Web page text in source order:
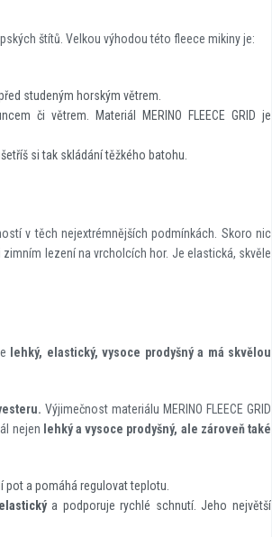
štítů. Velkou výhodou této fleece mikiny je:
studeným horským větrem.
či větrem. Materiál MERINO FLEECE GRID je
si tak skládání těžkého batohu.
v těch nejextrémnějších podmínkách. Skoro nic
lezení na vrcholcích hor. Je elastická, skvěle
lehký, elastický, vysoce prodyšný a má skvělou
Výjimečnost materiálu MERINO FLEECE GRID
nejen lehký a vysoce prodyšný, ale zároveň také
pot a pomáhá regulovat teplotu.
a podporuje rychlé schnutí. Jeho největší